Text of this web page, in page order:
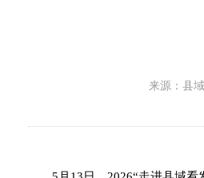
来源：县